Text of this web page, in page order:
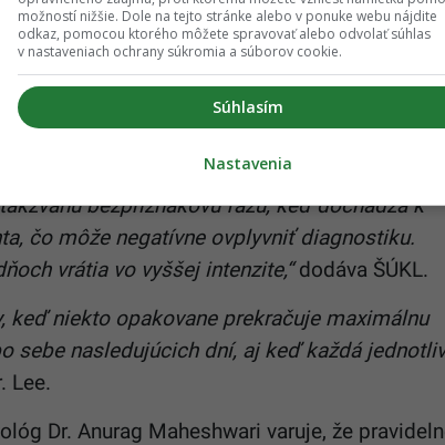
„Otrava p*racetamolom je vážny stav, pri
obličiek, pečene a poruchám vedomia, čo
ústav pre kontrolu liečiv.
vracanie, bolesť brucha, zmätenosť alebo
sa však nemusí otrava spočiatku prejaviť.
bezpríznakovú fázu, keď dochádza k
čo môže negatívne ovplyvniť diagnostiku.
vrátia vo vyššej intenzite,“dodáva ŠÚKL.
keď niekto opakovane prekračuje maximálnu
sebe nasledujúcich dní, aj keď každá
Lee.
Dr. Anurag Maheshwari varuje, že
možností nižšie. Dole na tejto stránke alebo v ponuke webu nájdite
odkaz, pomocou ktorého môžete spravovať alebo odvolať súhlas
v nastaveniach ochrany súkromia a súborov cookie.
Súhlasím
Nastavenia